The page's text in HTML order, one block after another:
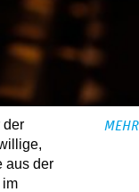
der
aus der
MEHR